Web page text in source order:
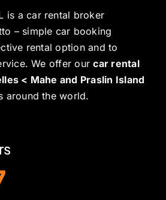
is a car rental broker
– simple car booking
rental option and to
We offer ourcar rental
< Mahe and Praslin Island
around the world.